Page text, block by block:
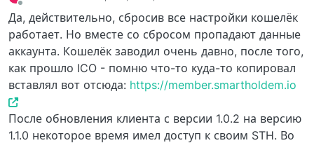
Да, действительно, сбросив все настройки кошелёк
работает. Но вместе со сбросом пропадают данные
аккаунта. Кошелёк заводил очень давно, после того,
как прошло ICO - помню что-то куда-то копировал
вставлял вот отсюда: https://member.smartholdem.io
После обновления клиента с версии 1.0.2 на версию
1.1.0 некоторое время имел доступ к своим STH. Во